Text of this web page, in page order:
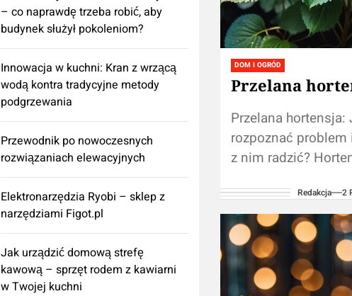
DOM I OGRÓD
Przelana
Przelana hortensja:
rozpoznać
z nim radzić?
krzewów
zachwycają swoimi
kolorowymi
Redakcja 2
– co naprawdę trzeba robić, aby
budynek służył pokoleniom?
Innowacja w kuchni: Kran z wrzącą
wodą kontra tradycyjne metody
podgrzewania
Przewodnik po nowoczesnych
rozwiązaniach elewacyjnych
Elektronarzędzia Ryobi – sklep z
narzędziami Figot.pl
​Jak urządzić domową strefę
kawową – sprzęt rodem z kawiarni
w Twojej kuchni